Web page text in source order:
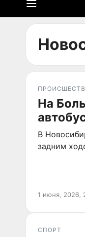
На
В
задним
1 июня, 2026,
СПОРТ